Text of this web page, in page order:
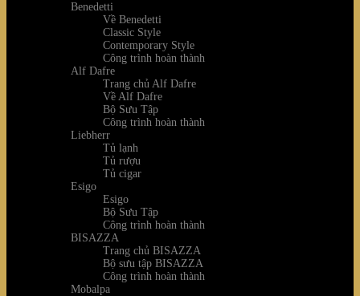
Benedetti
Về Benedetti
Classic Style
Contemporary Style
Công trình hoàn thành
Alf Dafre
Trang chủ Alf Dafre
Về Alf Dafre
Bộ Sưu Tập
Công trình hoàn thành
Liebherr
Tủ lạnh
Tủ rượu
Tủ cigar
Esigo
Esigo
Bộ Sưu Tập
Công trình hoàn thành
BISAZZA
Trang chủ BISAZZA
Bộ sưu tập BISAZZA
Công trình hoàn thành
Mobalpa